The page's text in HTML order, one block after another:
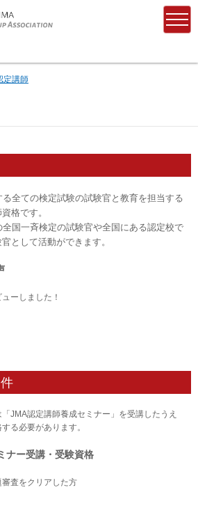
定講師
全ての検定試験の試験官と教育を担当する
格です。
国一斉検定の試験官や全国にある認定校で
として活動ができます。
ーしました！
JMA認定講師養成セミナー」を受講したうえ
る必要があります。
ナー受講・受験資格
査をクリアした方